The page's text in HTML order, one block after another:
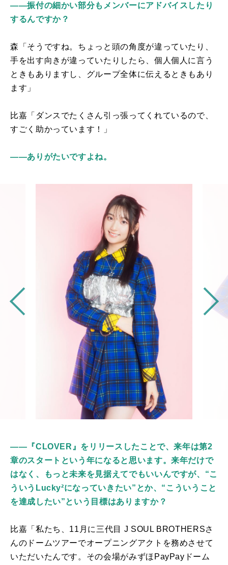
――振付の細かい部分もメンバーにアドバイスしたり
するんですか？
森「そうですね。ちょっと頭の角度が違っていたり、
手を出す向きが違っていたりしたら、個人個人に言う
ときもありますし、グループ全体に伝えるときもあり
ます」
比嘉「ダンスでたくさん引っ張ってくれているので、
すごく助かっています！」
――ありがたいですよね。
――『CLOVER』をリリースしたことで、来年は第2
章のスタートという年になると思います。来年だけで
はなく、もっと未来を見据えてでもいいんですが、“こ
ういうLucky²になっていきたい”とか、“こういうこと
を達成したい”という目標はありますか？
比嘉「私たち、 11 月に三代目 J SOUL BROTHERSさ
んのドームツアーでオープニングアクトを務めさせて
いただいたんです。その会場がみずほ PayPay ドーム